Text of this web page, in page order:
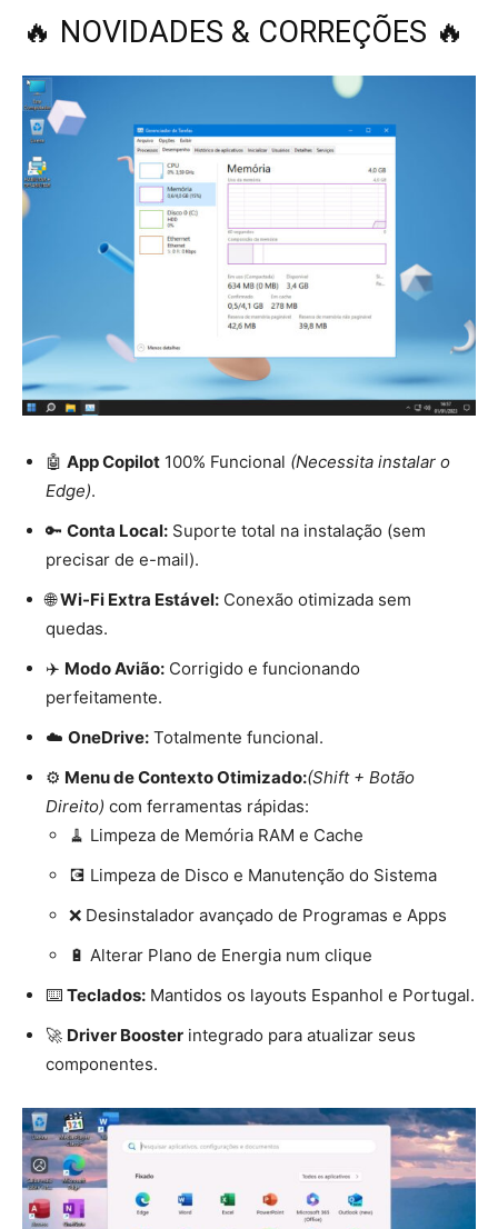
🔥 NOVIDADES & CORREÇÕES 🔥
🤖 App Copilot 100% Funcional (Necessita instalar o
Edge).
🔑 Conta Local: Suporte total na instalação (sem
precisar de e-mail).
🌐Wi-Fi Extra Estável: Conexão otimizada sem
quedas.
✈️ Modo Avião: Corrigido e funcionando
perfeitamente.
☁️ OneDrive: Totalmente funcional.
⚙️ Menu de Contexto Otimizado:(Shift + Botão
Direito) com ferramentas rápidas:
🧹 Limpeza de Memória RAM e Cache
💽 Limpeza de Disco e Manutenção do Sistema
❌ Desinstalador avançado de Programas e Apps
🔋 Alterar Plano de Energia num clique
⌨️ Teclados: Mantidos os layouts Espanhol e Portugal.
🚀 Driver Booster integrado para atualizar seus
componentes.